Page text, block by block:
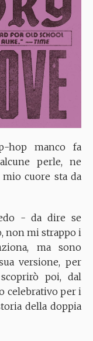
hop manco fa
perle, ne
cuore sta da
- da dire se
non mi strappo i
ma sono
versione, per
poi, dal
celebrativo per i
della doppia